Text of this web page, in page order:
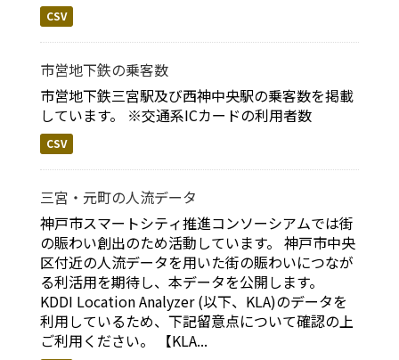
CSV
市営地下鉄の乗客数
市営地下鉄三宮駅及び西神中央駅の乗客数を掲載
しています。 ※交通系ICカードの利用者数
CSV
三宮・元町の人流データ
神戸市スマートシティ推進コンソーシアムでは街
の賑わい創出のため活動しています。 神戸市中央
区付近の人流データを用いた街の賑わいにつなが
る利活用を期待し、本データを公開します。
KDDI Location Analyzer (以下、KLA)のデータを
利用しているため、下記留意点について確認の上
ご利用ください。 【KLA...